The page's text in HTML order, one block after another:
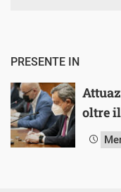
PRESENTE IN
oltre